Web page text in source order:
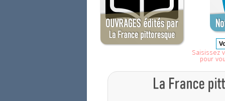
Saisissez
pour